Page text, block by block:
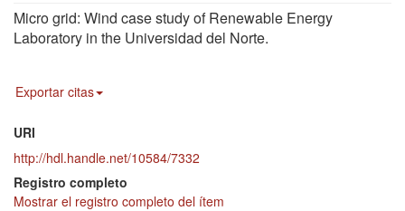
Micro grid: Wind case study of Renewable Energy
Laboratory in the Universidad del Norte.
Exportar citas
URI
http://hdl.handle.net/10584/7332
Registro completo
Mostrar el registro completo del ítem